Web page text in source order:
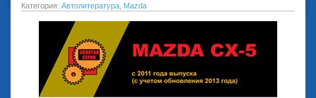
Категория: Автолитература Mazda